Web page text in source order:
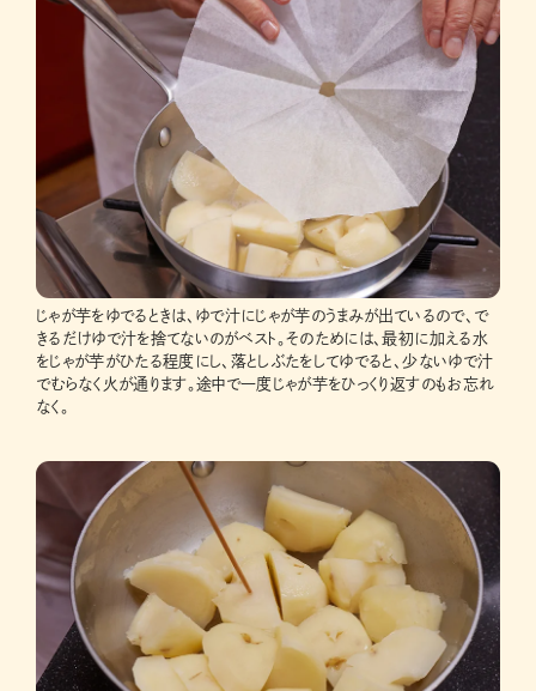
じゃが芋をゆでるときは、ゆで汁にじゃが芋のうまみが出ているので、で
きるだけゆで汁を捨てないのがベスト。そのためには、最初に加える水
をじゃが芋がひたる程度にし、落としぶたをしてゆでると、少ないゆで汁
でむらなく火が通ります。途中で一度じゃが芋をひっくり返すのもお忘れ
なく。